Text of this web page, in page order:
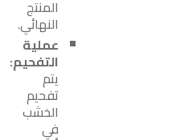
المنتج
النهائي.
عملية
التفحيم:
يتم
تفحيم
الخشب
في